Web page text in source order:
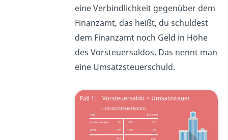
eine Verbindlichkeit gegenüber dem
Finanzamt, das heißt, du schuldest
dem Finanzamt noch Geld in Höhe
des Vorsteuersaldos. Das nennt man
eine Umsatzsteuerschuld.